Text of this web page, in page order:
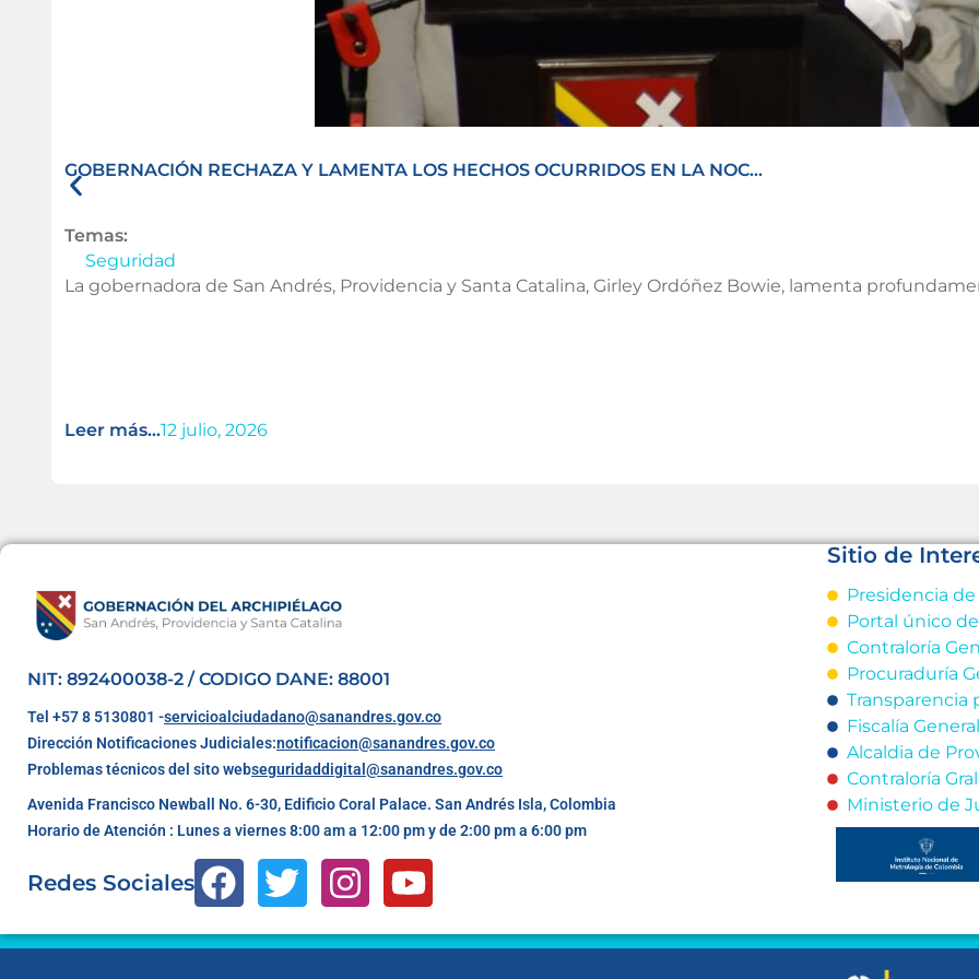
GOBERNACIÓN RECHAZA Y LAMENTA LOS HECHOS OCURRIDOS EN LA NOC...
Temas:
Seguridad
La gobernadora de San Andrés, Providencia y Santa Catalina, Girley Ordóñez Bowie, lamenta
Leer más...12 julio, 2026
NIT: 892400038-2 / CODIGO DANE: 88001
Tel +57 8 5130801 -servicioalciudadano@sanandres.gov.co
Dirección Notificaciones Judiciales:notificacion@sanandres.gov.co
Problemas técnicos del sito webseguridaddigital@sanandres.gov.co
Avenida Francisco Newball No. 6-30, Edificio Coral Palace. San Andrés Isla, Colombia
Horario de Atención : Lunes a viernes 8:00 am a 12:00 pm y de 2:00 pm a 6:00 pm
Redes Sociales
Sitio de
Presidencia
Portal único
Contraloría
Procuraduría
Transparencia
Fiscalía
Alcaldia de
Contraloría
Ministerio de